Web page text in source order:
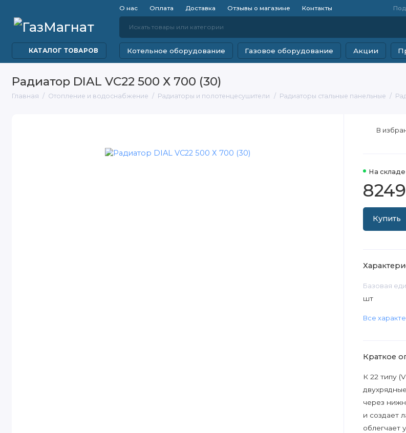
О нас Оплата Доставка Отзывы о магазине Контакты
КАТАЛОГ ТОВАРОВ Котельное оборудование Газовое оборудование Акции
Радиатор DIAL VC22 500 Х 700 (30)
Главная Отопление и водоснабжение Радиаторы и полотенцесушители Радиаторы стальные панельные
На складе
Купить
В
Базовая
шт
Все
Краткое
К 22 типу
через
и создает
облегчает